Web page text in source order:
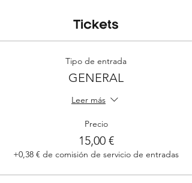
Tickets
Tipo de entrada
GENERAL
Leer más
Precio
15,00 €
+0,38 € de comisión de servicio de entradas